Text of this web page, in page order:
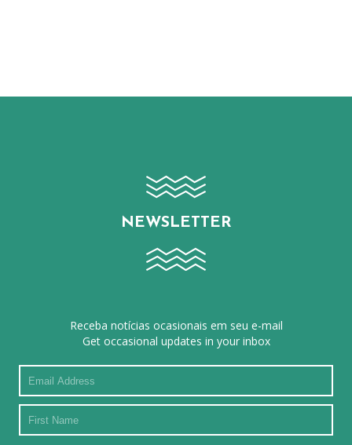
NEWSLETTER
Receba notícias ocasionais em seu e-mail
Get occasional updates in your inbox